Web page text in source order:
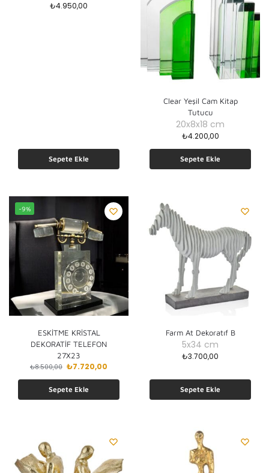
₺4.950,00
Sepete Ekle
Clear Yeşil Cam Kitap
Tutucu
20x8x18 cm
₺4.200,00
Sepete Ekle
-9%
ESKİTME KRİSTAL
DEKORATİF TELEFON
27X23
₺8.500,00 ₺7.720,00
Sepete Ekle
Farm At Dekoratıf B
5x34 cm
₺3.700,00
Sepete Ekle